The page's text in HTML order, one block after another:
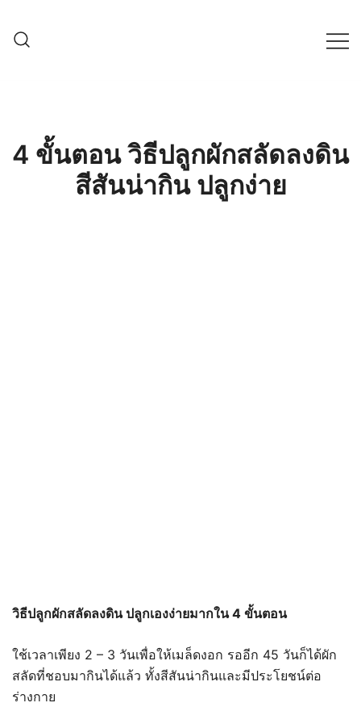
content
4 ขั้นตอน วิธีปลูกผักสลัดลงดิน
สีสันน่ากิน ปลูกง่าย
วิธีปลูกผักสลัดลงดิน ปลูกเองง่ายมากใน 4 ขั้นตอน
ใช้เวลาเพียง 2 – 3 วันเพื่อให้เมล็ดงอก รออีก 45 วันก็ได้ผัก
สลัดที่ชอบมากินได้แล้ว ทั้งสีสันน่ากินและมีประโยชน์ต่อ
ร่างกาย